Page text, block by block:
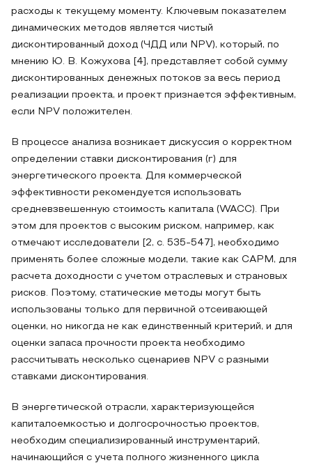
расходы к текущему моменту. Ключевым показателем
динамических методов является чистый
дисконтированный доход (ЧДД или NPV), который, по
мнению Ю. В. Кожухова [4], представляет собой сумму
дисконтированных денежных потоков за весь период
реализации проекта, и проект признается эффективным,
если NPV положителен.
В процессе анализа возникает дискуссия о корректном
определении ставки дисконтирования (r) для
энергетического проекта. Для коммерческой
эффективности рекомендуется использовать
средневзвешенную стоимость капитала (WACC). При
этом для проектов с высоким риском, например, как
отмечают исследователи [2, с. 535-547], необходимо
применять более сложные модели, такие как CAPM, для
расчета доходности с учетом отраслевых и страновых
рисков. Поэтому, статические методы могут быть
использованы только для первичной отсеивающей
оценки, но никогда не как единственный критерий, и для
оценки запаса прочности проекта необходимо
рассчитывать несколько сценариев NPV с разными
ставками дисконтирования.
В энергетической отрасли, характеризующейся
капиталоемкостью и долгосрочностью проектов,
необходим специализированный инструментарий,
начинающийся с учета полного жизненного цикла